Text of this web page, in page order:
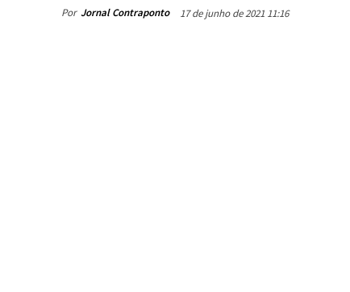
Por Jornal Contraponto 17 de junho de 2021 11:16